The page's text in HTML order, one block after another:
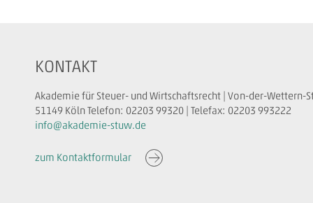
KONTAKT
Akademie für Steuer- und Wirtschaftsrecht | Von-der-Wettern-
51149 Köln Telefon: 02203 99320 | Telefax: 02203 993222
info@akademie-stuw.de
zum Kontaktformular